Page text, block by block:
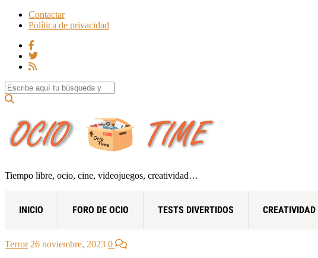
Contactar
Política de privacidad
Search for:
Tiempo libre, ocio, cine, videojuegos, creatividad…
INICIO FORO DE OCIO TESTS DIVERTIDOS CREATIVIDAD
Terror 26 noviembre, 2023 0